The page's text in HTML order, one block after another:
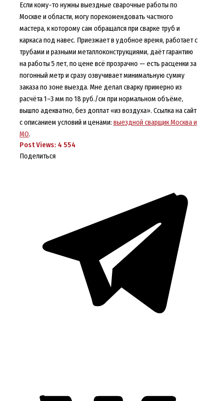
Если кому-то нужны выездные сварочные работы по
Москве и области, могу порекомендовать частного
мастера, к которому сам обращался при сварке труб и
каркаса под навес. Приезжает в удобное время, работает с
трубами и разными металлоконструкциями, даёт гарантию
на работы 5 лет, по цене всё прозрачно — есть расценки за
погонный метр и сразу озвучивает минимальную сумму
заказа по зоне выезда. Мне делал сварку примерно из
расчёта 1–3 мм по 18 руб./см при нормальном объёме,
вышло адекватно, без доплат «из воздуха». Ссылка на сайт
с описанием условий и ценами: выездной сварщик Москва и
МО.
Post Views: 4 554
Поделиться